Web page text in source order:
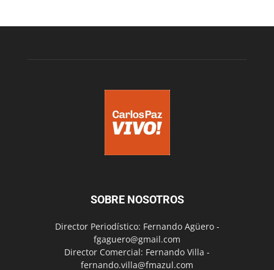
SOBRE NOSOTROS
Director Periodístico: Fernando Agüero -
fgaguero@gmail.com
Director Comercial: Fernando Villa -
fernando.villa@fmazul.com